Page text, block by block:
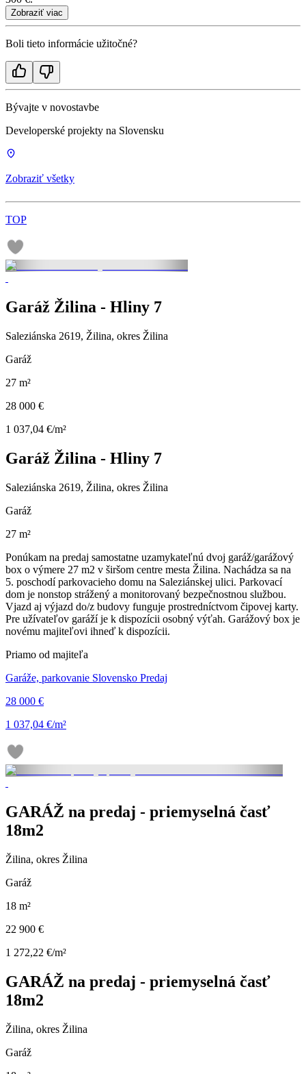
Zobraziť viac
Boli tieto informácie užitočné?
Bývajte v novostavbe
Developerské projekty na Slovensku
Zobraziť všetky
TOP
Garáž Žilina - Hliny 7
Saleziánska 2619, Žilina, okres Žilina
Garáž
27 m²
28 000 €
1 037,04 €/m²
Garáž Žilina - Hliny 7
Saleziánska 2619, Žilina, okres Žilina
Garáž
27 m²
Ponúkam na predaj samostatne uzamykateľnú dvoj garáž/garážový
box o výmere 27 m2 v širšom centre mesta Žilina. Nachádza sa na
5. poschodí parkovacieho domu na Saleziánskej ulici. Parkovací
dom je nonstop strážený a monitorovaný bezpečnostnou službou.
Vjazd aj výjazd do/z budovy funguje prostredníctvom čipovej karty.
Pre užívateľov garáží je k dispozícii osobný výťah. Garážový box je
novému majiteľovi ihneď k dispozícii.
Priamo od majiteľa
Garáže, parkovanie Slovensko Predaj
28 000 €
1 037,04 €/m²
GARÁŽ na predaj - priemyselná časť
18m2
Žilina, okres Žilina
Garáž
18 m²
22 900 €
1 272,22 €/m²
GARÁŽ na predaj - priemyselná časť
18m2
Žilina, okres Žilina
Garáž